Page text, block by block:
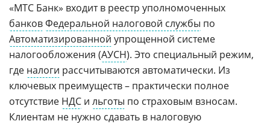
«МТС Банк» входит в реестр уполномоченных
банковФедеральной налоговой службы по
Автоматизированной упрощенной системе
налогообложения (АУСН). Это специальный режим,
где налоги рассчитываются автоматически. Из
ключевых преимуществ – практически полное
отсутствие НДС и льготы по страховым взносам.
Клиентам не нужно сдавать в налоговую